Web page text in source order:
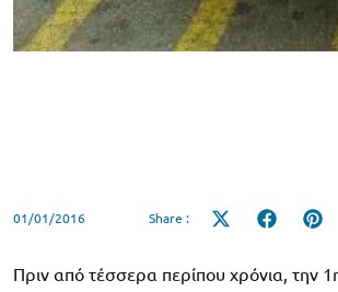
01/01/2016 Share :
Share
Share
Πριν από τέσσερα περίπου χρόνια, την